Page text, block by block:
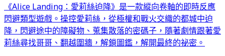
《Alice Landing：愛莉絲迫降》是一款縱向卷軸的即時反應
閃避類型遊戲。操控愛莉絲，從極權和戰火交織的都城中迫
降，閃避途中的障礙物、蒐集散落的密碼子，隨著劇情跟著愛
莉絲尋找哥哥、翻越圍牆，解鎖圖鑑，解開最終的祕密。